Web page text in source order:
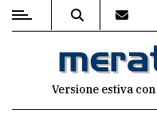
MENUVersione estiva